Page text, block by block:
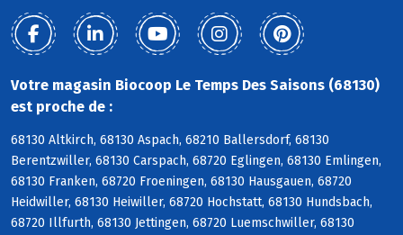
Votre magasin Biocoop Le Temps Des Saisons (68130)
est proche de :
68130 Altkirch, 68130 Aspach, 68210 Ballersdorf, 68130
Berentzwiller, 68130 Carspach, 68720 Eglingen, 68130 Emlingen,
68130 Franken, 68720 Froeningen, 68130 Hausgauen, 68720
Heidwiller, 68130 Heiwiller, 68720 Hochstatt, 68130 Hundsbach,
68720 Illfurth, 68130 Jettingen, 68720 Luemschwiller, 68130